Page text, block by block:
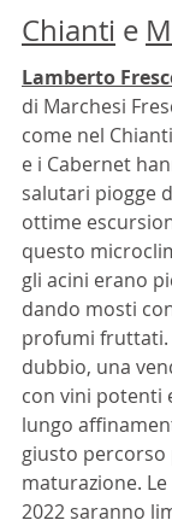
Chianti e
Lamberto
di Marchesi
come nel
e i Cabernet
salutari piogge
ottime
questo
gli acini erano
dando mosti
profumi fruttati.
dubbio, una
con vini potenti
lungo
giusto percorso
maturazione.
2022 saranno